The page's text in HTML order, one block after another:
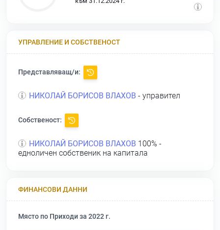
УПРАВЛЕНИЕ И СОБСТВЕНОСТ
Представляващ/и:
НИКОЛАЙ БОРИСОВ ВЛАХОВ - управител
Собственост:
НИКОЛАЙ БОРИСОВ ВЛАХОВ 100% -
едноличен собственик на капитала
ФИНАНСОВИ ДАННИ
Място по Приходи за 2022 г.